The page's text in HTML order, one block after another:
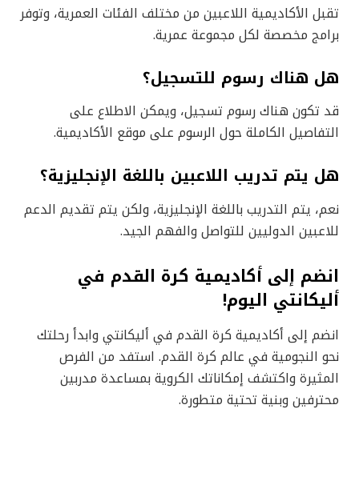
تقبل الأكاديمية اللاعبين من مختلف الفئات العمرية، وتوفر
برامج مخصصة لكل مجموعة عمرية.
هل هناك رسوم للتسجيل؟
قد تكون هناك رسوم تسجيل، ويمكن الاطلاع على
التفاصيل الكاملة حول الرسوم على موقع الأكاديمية.
هل يتم تدريب اللاعبين باللغة الإنجليزية؟
نعم، يتم التدريب باللغة الإنجليزية، ولكن يتم تقديم الدعم
للاعبين الدوليين للتواصل والفهم الجيد.
انضم إلى أكاديمية كرة القدم في
أليكانتي اليوم!
انضم إلى أكاديمية كرة القدم في أليكانتي وابدأ رحلتك
نحو النجومية في عالم كرة القدم. استفد من الفرص
المثيرة واكتشف إمكاناتك الكروية بمساعدة مدربين
محترفين وبنية تحتية متطورة.